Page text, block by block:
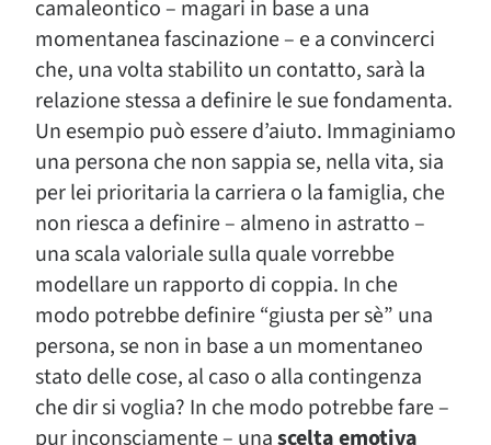
camaleontico – magari in base a una
momentanea fascinazione – e a convincerci
che, una volta stabilito un contatto, sarà la
relazione stessa a definire le sue fondamenta.
Un esempio può essere d’aiuto. Immaginiamo
una persona che non sappia se, nella vita, sia
per lei prioritaria la carriera o la famiglia, che
non riesca a definire – almeno in astratto –
una scala valoriale sulla quale vorrebbe
modellare un rapporto di coppia. In che
modo potrebbe definire “giusta per sè” una
persona, se non in base a un momentaneo
stato delle cose, al caso o alla contingenza
che dir si voglia? In che modo potrebbe fare –
pur inconsciamente – unascelta emotiva